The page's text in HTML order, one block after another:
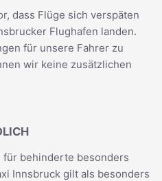
dass Flüge sich verspäten
Flughafen landen.
für unsere Fahrer zu
wir keine zusätzlichen
für behinderte besonders
Innsbruck gilt als besonders